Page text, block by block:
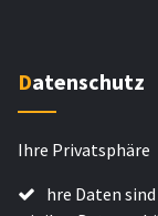
Datenschutz
Ihre Privatsphäre
hre Daten